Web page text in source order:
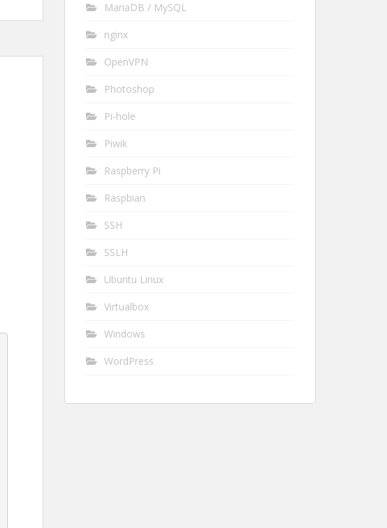
MariaDB / MySQL
nginx
OpenVPN
Photoshop
Pi-hole
Piwik
Raspberry Pi
Raspbian
SSH
SSLH
Ubuntu Linux
Virtualbox
Windows
WordPress